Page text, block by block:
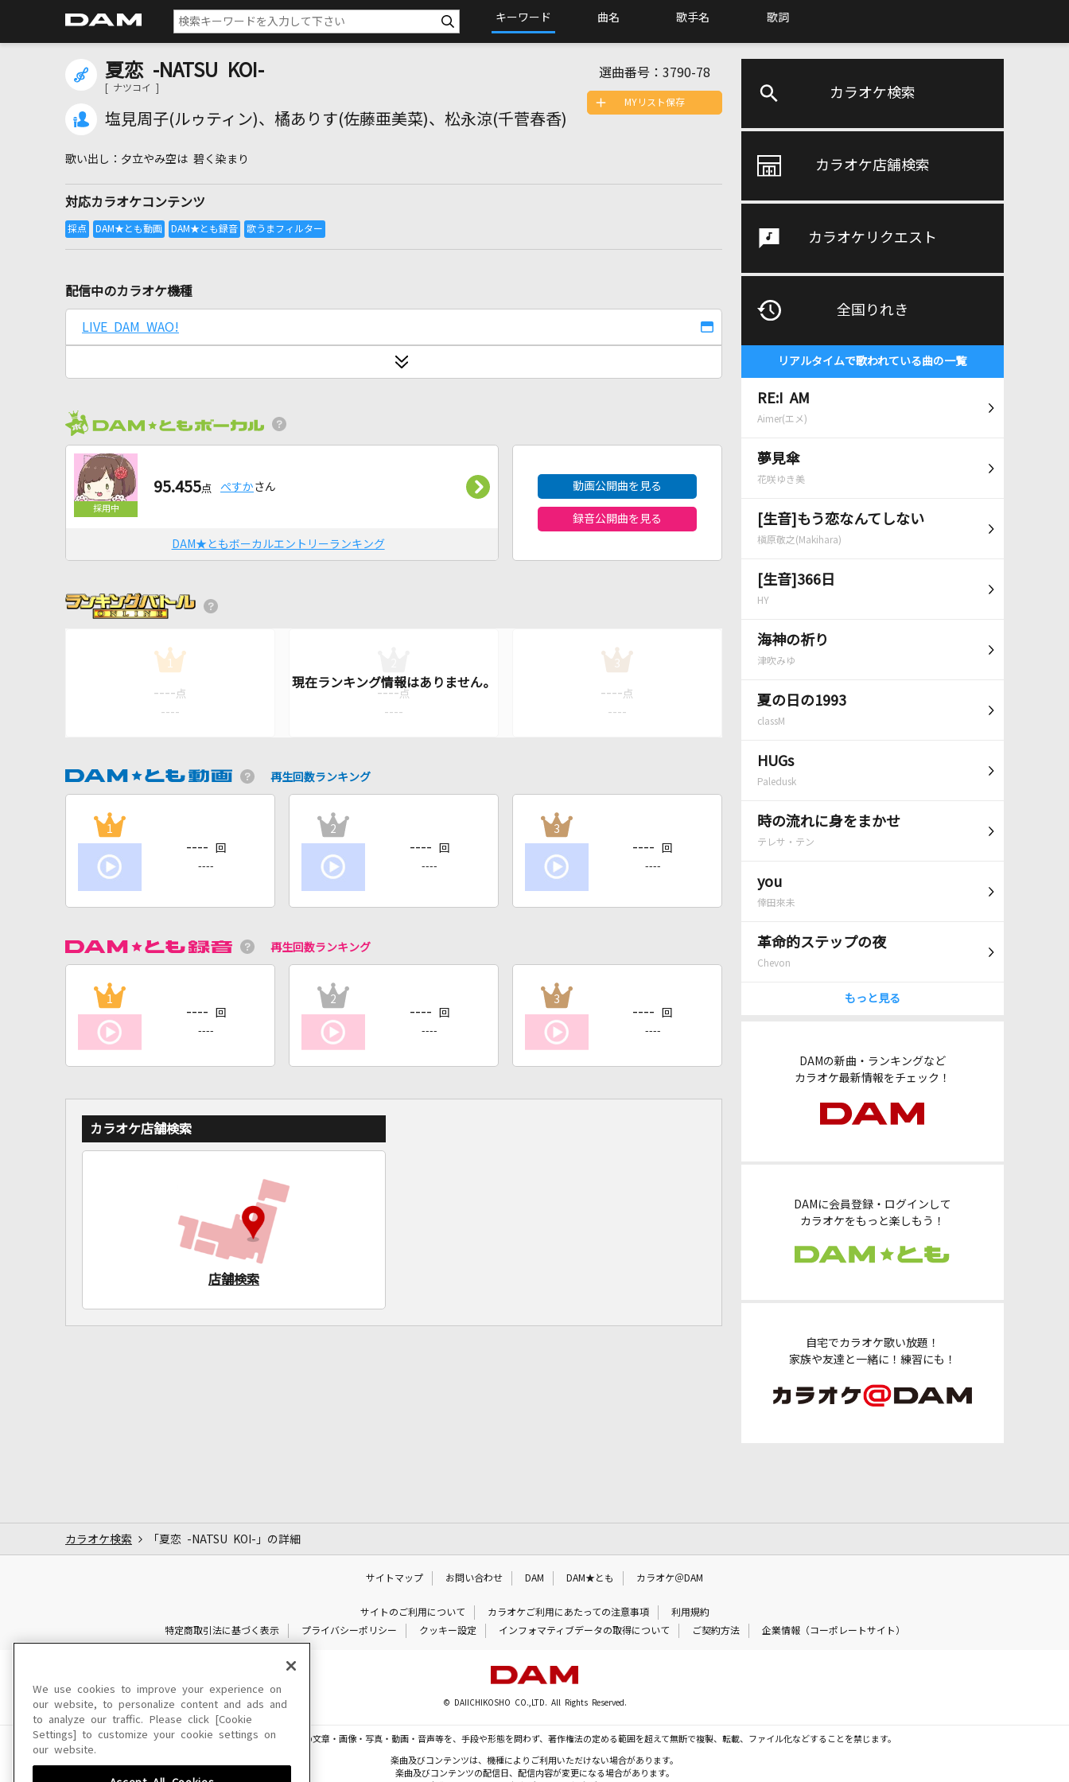
キーワード 曲名 歌手名 歌詞
カラオケ検索
カラオケ店舗検索
カラオケリクエスト
全国りれき
リアルタイムで歌われている曲の一覧
RE:I AM
Aimer(エメ)
夢見傘
花咲ゆき美
[生音]もう恋なんてしない
槇原敬之(Makihara)
[生音]366日
HY
海神の祈り
津吹みゆ
夏の日の1993
classM
HUGs
Paledusk
時の流れに身をまかせ
テレサ・テン
you
倖田來未
革命的ステップの夜
Chevon
もっと見る
DAMの新曲・ランキングなど
カラオケ最新情報をチェック！
DAMに会員登録・ログインして
カラオケをもっと楽しもう！
自宅でカラオケ歌い放題！
家族や友達と一緒に！練習にも！
夏恋 -NATSU KOI-
[ ナツコイ ]
塩見周子(ルゥティン)、橘ありす(佐藤亜美菜)、松永涼(千菅春香)
選曲番号： 3790-78
夕立やみ空は 碧く染まり
対応カラオケコンテンツ
MYリスト保存
配信中のカラオケ機種
LIVE DAM WAO!
95.455点 ぺすか さん
DAM★ともボーカルエントリーランキング
動画公開曲を見る
録音公開曲を見る
1
---- 点
----
---- 点
----
3
---- 点
----
再生回数ランキング
1
---- 回
----
2
---- 回
----
3
---- 回
----
再生回数ランキング
1
---- 回
----
2
---- 回
----
3
---- 回
----
カラオケ店舗検索
店舗検索
カラオケ検索 「夏恋 -NATSU KOI-」の詳細
サイトマップ お問い合わせ DAM DAM★とも カラオケ＠DAM
サイトのご利用について カラオケご利用にあたっての注意事項
利用規約
特定商取引法に基づく表示
プライバシーポリシー クッキー設定 インフォマティブデータの取得について ご契約方法 企業情報（コーポレートサイト）
© DAIICHIKOSHO CO.,LTD. All Rights Reserved.
このサイトに掲載されている一切の文章・画像・写真・動画・音声等を、手段や形態を問わず、著作権法の定める範囲を超えて無断で複製、転載、ファイル化などすることを禁じます。
楽曲及びコンテンツは、機種によりご利用いただけない場合があります。
楽曲及びコンテンツの配信日、配信内容が変更になる場合があります。
We use cookies to improve your experience on
our website, to personalize content and ads and
to analyze our traffic. Please click [Cookie
Settings] to customize your cookie settings on
our website.